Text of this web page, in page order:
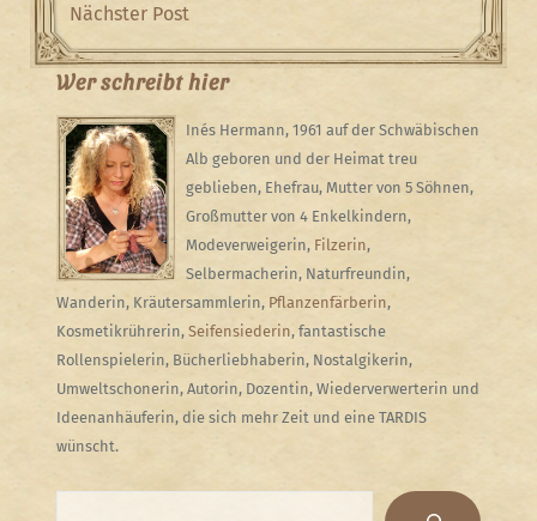
Post
Next
Post
Nächster Post
Wer schreibt hier
Inés Hermann, 1961 auf der Schwäbischen
Alb geboren und der Heimat treu
geblieben, Ehefrau, Mutter von 5 Söhnen,
Großmutter von 4 Enkelkindern,
Modeverweigerin, Filzerin,
Selbermacherin, Naturfreundin,
Wanderin, Kräutersammlerin, Pflanzenfärberin,
Kosmetikrührerin, Seifensiederin, fantastische
Rollenspielerin, Bücherliebhaberin, Nostalgikerin,
Umweltschonerin, Autorin, Dozentin, Wiederverwerterin und
Ideenanhäuferin, die sich mehr Zeit und eine TARDIS
wünscht.